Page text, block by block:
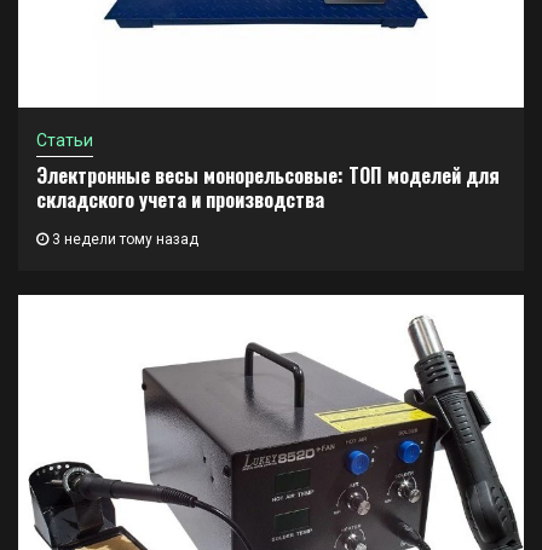
Статьи
Электронные весы монорельсовые: ТОП моделей для
складского учета и производства
3 недели тому назад